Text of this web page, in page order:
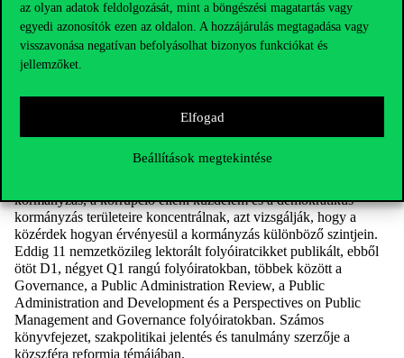
az olyan adatok feldolgozását, mint a böngészési magatartás vagy
egyedi azonosítók ezen az oldalon. A hozzájárulás megtagadása vagy
visszavonása negatívan befolyásolhat bizonyos funkciókat és
jellemzőket.
Elfogad
Beállítások megtekintése
A Corvinus Társadalom- és Politikatudományi Intézetének
munkatársa, valamint a terület legrangosabb folyóiratának, a
(Public Policy and Administration), a mesterszakot Brémai
kormányzás, a korrupció elleni küzdelem és a demokratikus
kormányzás területeire koncentrálnak, azt vizsgálják, hogy a
közérdek hogyan érvényesül a kormányzás különböző szintjein.
Eddig 11 nemzetközileg lektorált folyóiratcikket publikált, ebből
ötöt D1, négyet Q1 rangú folyóiratokban, többek között a
Governance, a Public Administration Review, a Public
Administration and Development és a Perspectives on Public
Management and Governance folyóiratokban. Számos
könyvfejezet, szakpolitikai jelentés és tanulmány szerzője a
közszféra reformja témájában.